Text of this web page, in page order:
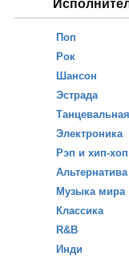
Поп
Рок
Шансон
Эстрада
Танцевальная
Электроника
Рэп и хип-хоп
Альтернатива
Музыка мира
Классика
R&B
Инди